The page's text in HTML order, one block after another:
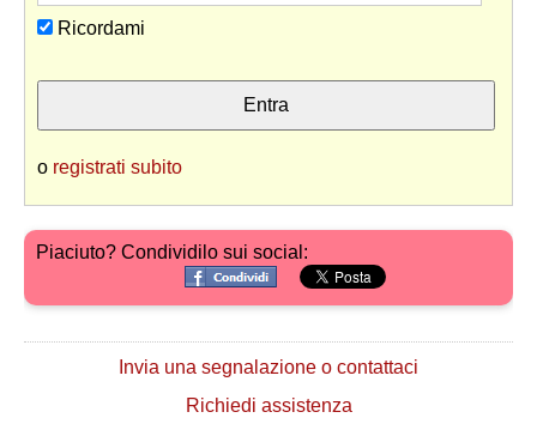
Ricordami
o registrati subito
Piaciuto? Condividilo sui social:
Invia una segnalazione o contattaci
Richiedi assistenza